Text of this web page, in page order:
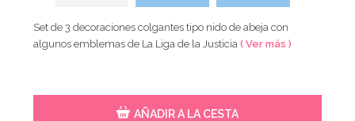
Set de 3 decoraciones colgantes tipo nido de abeja con
algunos emblemas de La Liga de la Justicia( Ver más )
AÑADIR A LA CESTA